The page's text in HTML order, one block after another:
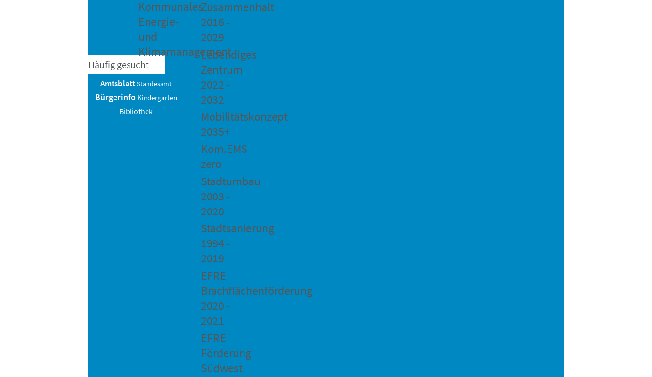
Kommunales
Energie-
und
Klimamanagement
Zusammenhalt
2016 -
2029
Lebendiges
Zentrum
2022 -
2032
Mobilitätskonzept
2035+
Kom.EMS
zero
Stadtumbau
2003 -
2020
Stadtsanierung
1994 -
2019
EFRE
Brachflächenförderung
2020 -
2021
EFRE
Förderung
Südwest
Häufig gesucht
AmtsblattStandesamt
Bürgerinfo Kindergarten
Bibliothek